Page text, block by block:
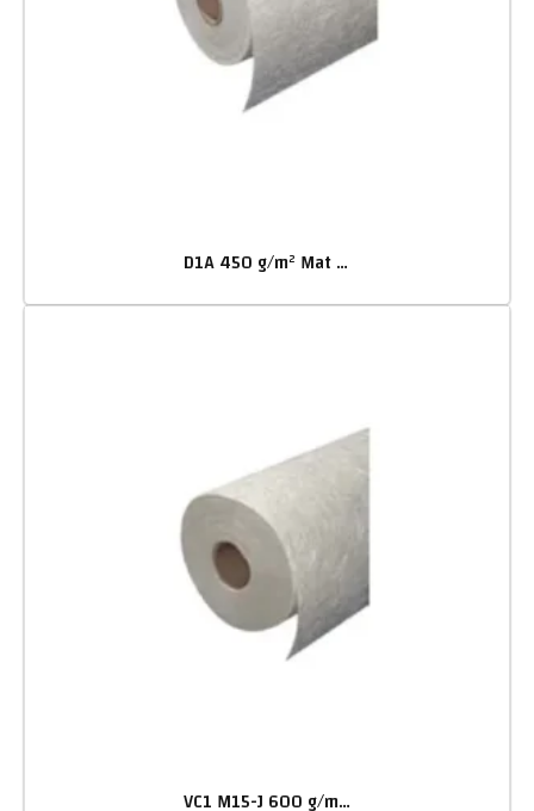
D1A 450 g/m² Mat de verre poudre
VC1 M15-J 600 g/m² Mat de verre émulsion